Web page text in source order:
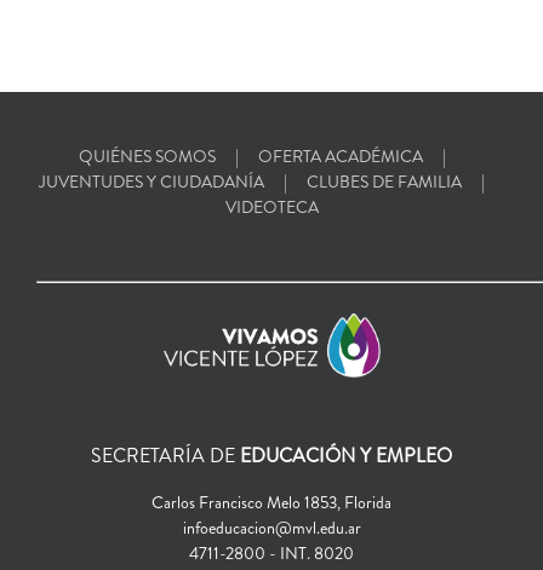
QUIÉNES SOMOS
OFERTA ACADÉMICA
JUVENTUDES Y CIUDADANÍA
CLUBES DE FAMILIA
VIDEOTECA
SECRETARÍA DE EDUCACIÓN Y EMPLEO
Carlos Francisco Melo 1853, Florida
infoeducacion@mvl.edu.ar
4711-2800 - INT. 8020